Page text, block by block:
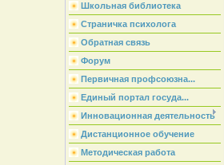
Школьная библиотека
Страничка психолога
Обратная связь
Форум
Первичная профсоюзна...
Единый портал госуда...
Инновационная деятельность
Дистанционное обучение
Методическая работа